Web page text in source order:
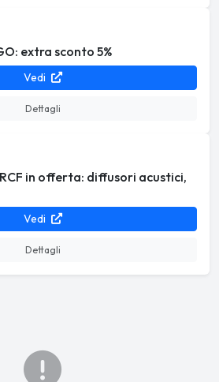
extra sconto 5%
Vedi
Dettagli
in offerta: diffusori acustici,
Vedi
Dettagli